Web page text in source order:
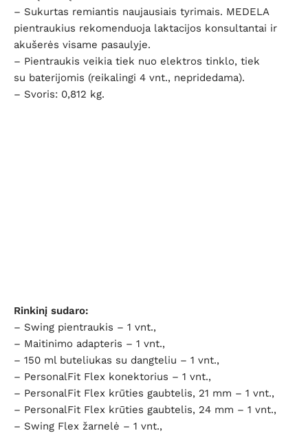
– Sukurtas remiantis naujausiais tyrimais. MEDELA
pientraukius rekomenduoja laktacijos konsultantai ir
akušerės visame pasaulyje.
– Pientraukis veikia tiek nuo elektros tinklo, tiek
su baterijomis (reikalingi 4 vnt., nepridedama).
– Svoris: 0,812 kg.
Rinkinį sudaro:
– Swing pientraukis – 1 vnt.,
– Maitinimo adapteris – 1 vnt.,
– 150 ml buteliukas su dangteliu – 1 vnt.,
– PersonalFit Flex konektorius – 1 vnt.,
– PersonalFit Flex krūties gaubtelis, 21 mm – 1 vnt.,
– PersonalFit Flex krūties gaubtelis, 24 mm – 1 vnt.,
– Swing Flex žarnelė – 1 vnt.,